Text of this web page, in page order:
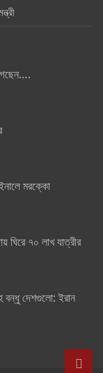
মরক্কো
ঘিরে ৭০ লাখ যাত্রীর
বন্ধু দেশগুলো: ইরান